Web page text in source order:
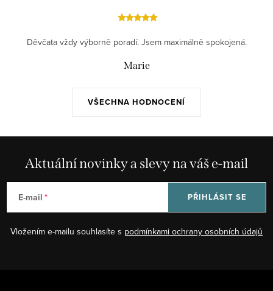
VŠECHNA HODNOCENÍ
Děvčata vždy výborně poradí. Jsem maximálně spokojená.
Marie
Aktuální novinky a slevy na váš e-mail
E-mail
Vložením e-mailu souhlasíte s podmínkami ochrany osobních údajů
PŘIHLÁSIT SE